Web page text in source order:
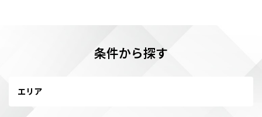
条件から探す
エリア